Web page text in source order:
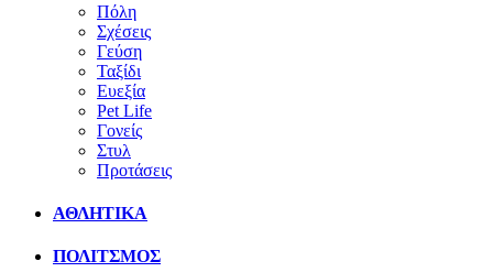
Πόλη
Σχέσεις
Γεύση
Ταξίδι
Ευεξία
Pet Life
Γονείς
Στυλ
Προτάσεις
ΑΘΛΗΤΙΚΑ
ΠΟΛΙΤΣΜΟΣ